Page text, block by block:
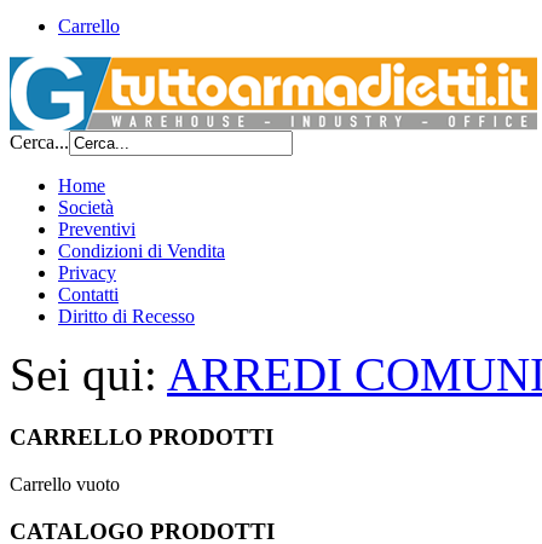
Carrello
Cerca...
Home
Società
Preventivi
Condizioni di Vendita
Privacy
Contatti
Diritto di Recesso
Sei qui: ARREDI
CARRELLO PRODOTTI
Carrello vuoto
CATALOGO PRODOTTI